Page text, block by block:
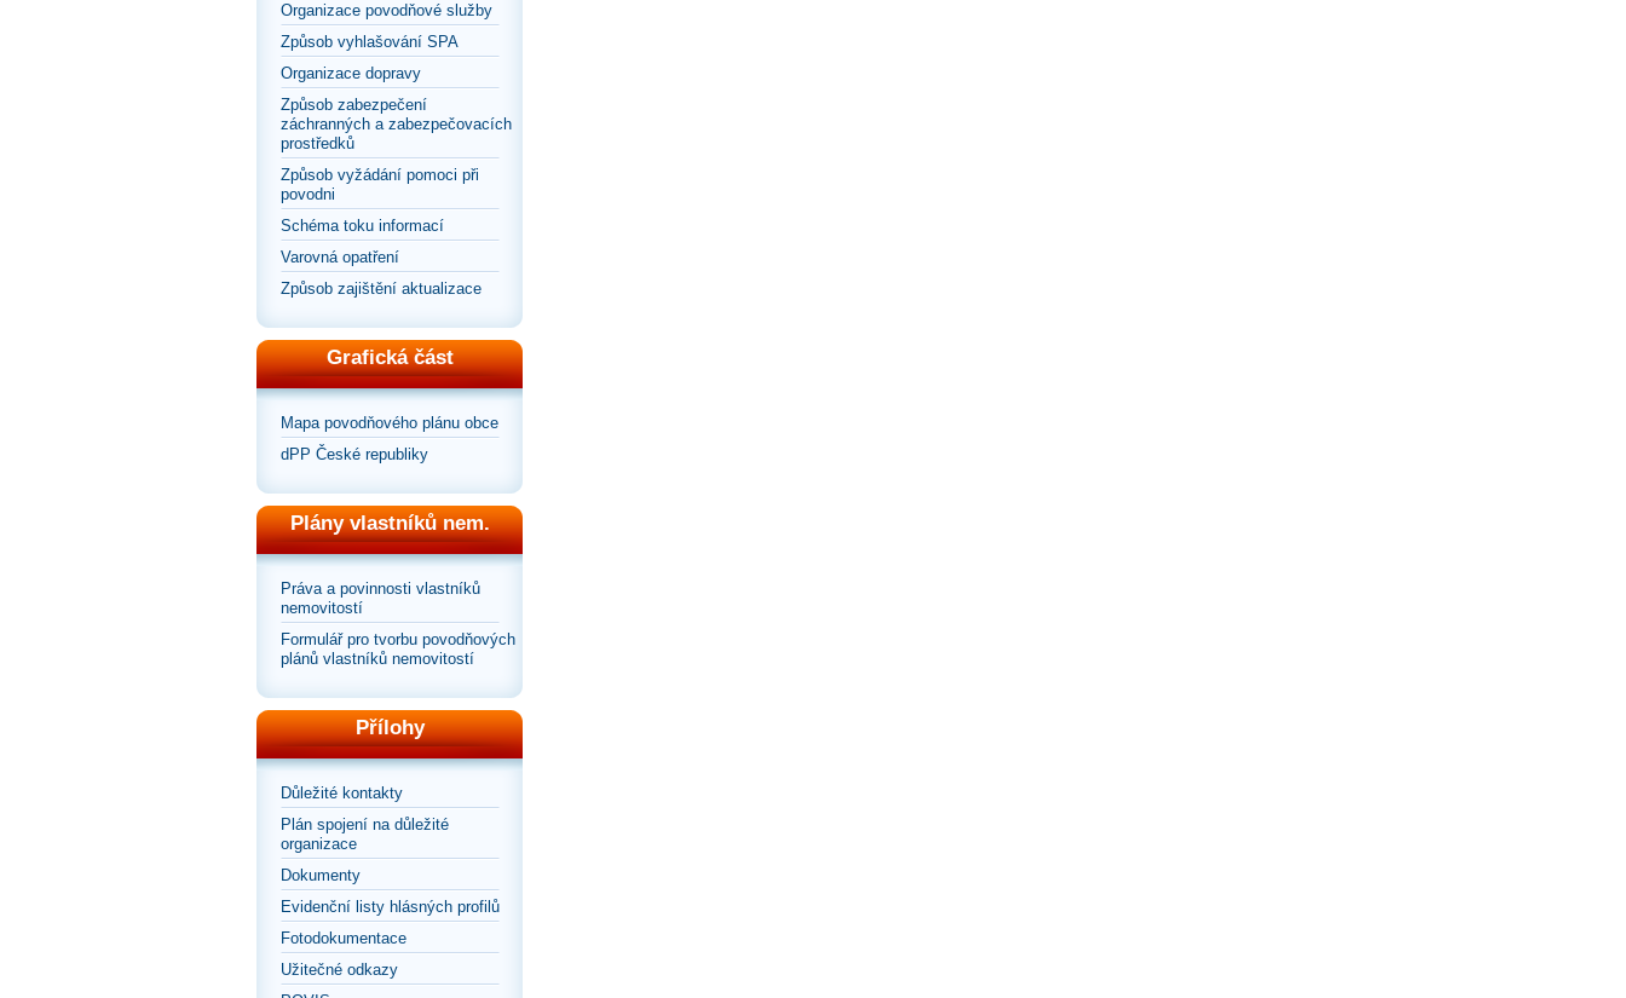
Organizace povodňové služby
Způsob vyhlašování SPA
Organizace dopravy
Způsob zabezpečení
záchranných a zabezpečovacích
prostředků
Způsob vyžádání pomoci při
povodni
Schéma toku informací
Varovná opatření
Způsob zajištění aktualizace
Grafická část
Mapa povodňového plánu obce
dPP České republiky
Plány vlastníků nem.
Práva a povinnosti vlastníků
nemovitostí
Formulář pro tvorbu povodňových
plánů vlastníků nemovitostí
Přílohy
Důležité kontakty
Plán spojení na důležité
organizace
Dokumenty
Evidenční listy hlásných profilů
Fotodokumentace
Užitečné odkazy